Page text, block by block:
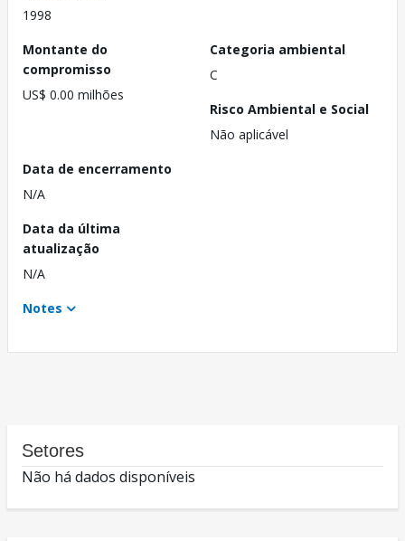
1998
Montante do
compromisso
US$ 0.00 milhões
Categoria ambiental
C
Risco Ambiental e Social
Não aplicável
Data de encerramento
N/A
Data da última
atualização
N/A
Notes
Setores
Não há dados disponíveis